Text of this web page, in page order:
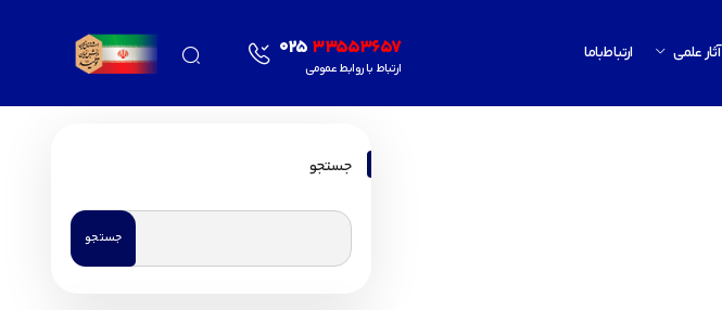
آثار علمی ارتباط‌باما 02533553657
ارتباط با روابط عمومی
جستجو